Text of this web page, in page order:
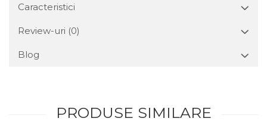
Caracteristici
Review-uri (0)
Blog
PRODUSE SIMILARE